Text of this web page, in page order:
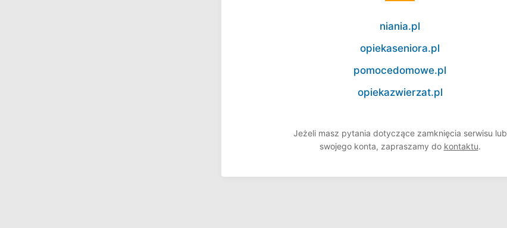
niania.pl
opiekaseniora.pl
pomocedomowe.pl
opiekazwierzat.pl
Jeżeli masz pytania dotyczące zamknięcia serwisu lub
swojego konta, zapraszamy do kontaktu.